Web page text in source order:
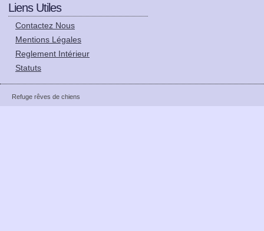
Liens Utiles
Contactez Nous
Mentions Légales
Reglement Intérieur
Statuts
Refuge rêves de chiens